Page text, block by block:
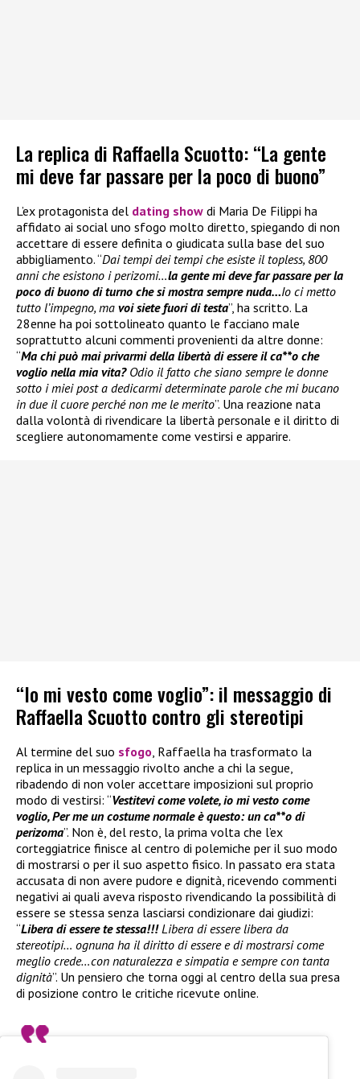
La replica di Raffaella Scuotto: “La gente
mi deve far passare per la poco di buono”
L’ex protagonista del dating show di Maria De Filippi ha
affidato ai social uno sfogo molto diretto, spiegando di non
accettare di essere definita o giudicata sulla base del suo
abbigliamento. “Dai tempi dei tempi che esiste il topless, 800
anni che esistono i perizomi…la gente mi deve far passare per la
poco di buono di turno che si mostra sempre nuda…Io ci metto
tutto l’impegno, ma voi siete fuori di testa”, ha scritto. La
28enne ha poi sottolineato quanto le facciano male
soprattutto alcuni commenti provenienti da altre donne:
“Ma chi può mai privarmi della libertà di essere il ca**o che
voglio nella mia vita? Odio il fatto che siano sempre le donne
sotto i miei post a dedicarmi determinate parole che mi bucano
in due il cuore perché non me le merito”. Una reazione nata
dalla volontà di rivendicare la libertà personale e il diritto di
scegliere autonomamente come vestirsi e apparire.
“Io mi vesto come voglio”: il messaggio di
Raffaella Scuotto contro gli stereotipi
Al termine del suo sfogo, Raffaella ha trasformato la
replica in un messaggio rivolto anche a chi la segue,
ribadendo di non voler accettare imposizioni sul proprio
modo di vestirsi: “Vestitevi come volete, io mi vesto come
voglio, Per me un costume normale è questo: un ca**o di
perizoma”. Non è, del resto, la prima volta che l’ex
corteggiatrice finisce al centro di polemiche per il suo modo
di mostrarsi o per il suo aspetto fisico. In passato era stata
accusata di non avere pudore e dignità, ricevendo commenti
negativi ai quali aveva risposto rivendicando la possibilità di
essere se stessa senza lasciarsi condizionare dai giudizi:
“Libera di essere te stessa!!!Libera di essere libera da
stereotipi… ognuna ha il diritto di essere e di mostrarsi come
meglio crede…con naturalezza e simpatia e sempre con tanta
dignità”. Un pensiero che torna oggi al centro della sua presa
di posizione contro le critiche ricevute online.